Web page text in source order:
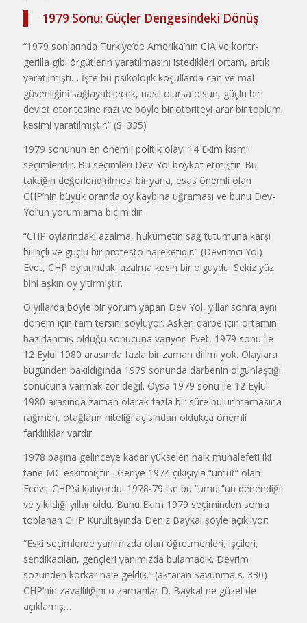
1979 Sonu: Güçler Dengesindeki Dönüş
“1979 sonlarında Türkiye’de Amerika’nın CIA ve kontr-
gerilla gibi örgütlerin yaratılmasını istedikleri ortam, artık
yaratılmıştı… İşte bu psikolojik koşullarda can ve mal
güvenliğini sağlayabilecek, nasıl olursa olsun, güçlü bir
devlet otoritesine razı ve böyle bir otoriteyi arar bir toplum
kesimi yaratılmıştır.” (S: 335)
1979 sonunun en önemli politik olayı 14 Ekim kısmi
seçimleridir. Bu seçimleri Dev-Yol boykot etmiştir. Bu
taktiğin değerlendirilmesi bir yana, esas önemli olan
CHP’nin büyük oranda oy kaybına uğraması ve bunu Dev-
Yol’un yorumlama biçimidir.
“CHP oylarındaki azalma, hükümetin sağ tutumuna karşı
bilinçli ve güçlü bir protesto hareketidir.” (Devrimci Yol)
Evet, CHP oylarındaki azalma kesin bir olguydu. Sekiz yüz
bini aşkın oy yitirmiştir.
O yıllarda böyle bir yorum yapan Dev Yol, yıllar sonra aynı
dönem için tam tersini söylüyor. Askeri darbe için ortamın
hazırlanmış olduğu sonucuna varıyor. Evet, 1979 sonu ile
12 Eylül 1980 arasında fazla bir zaman dilimi yok. Olaylara
bugünden bakıldığında 1979 sonunda darbenin olgunlaştığı
sonucuna varmak zor değil. Oysa 1979 sonu ile 12 Eylül
1980 arasında zaman olarak fazla bir süre bulunmamasına
rağmen, otağların niteliği açısından oldukça önemli
farklılıklar vardır.
1978 başına gelinceye kadar yükselen halk muhalefeti iki
tane MC eskitmiştir. -Geriye 1974 çıkışıyla “umut” olan
Ecevit CHP’si kalıyordu. 1978-79 ise bu “umut”un denendiği
ve yıkıldığı yıllar oldu. Bunu Ekim 1979 seçiminden sonra
toplanan CHP Kurultayında Deniz Baykal şöyle açıklıyor:
“Eski seçimlerde yanımızda olan öğretmenleri, işçileri,
sendikacıları, gençleri yanımızda bulamadık. Devrim
sözünden korkar hale geldik.” (aktaran Savunma s. 330)
CHP’nin zavallılığını o zamanlar D. Baykal ne güzel de
açıklamış…